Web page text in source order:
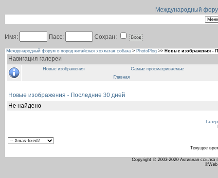
Международный
Имя: Пасс: Сохран:
Международный форум о пород китайская хохлатая собака > PhotoPlog >> Новые изображения -
Навигация галереи
Новые изображения
Самые просматриваемые
Главная
Новые изображения - Последние 30 дней
Не найдено
Текущее
Copyright © 2003-2020 Активная ссылка